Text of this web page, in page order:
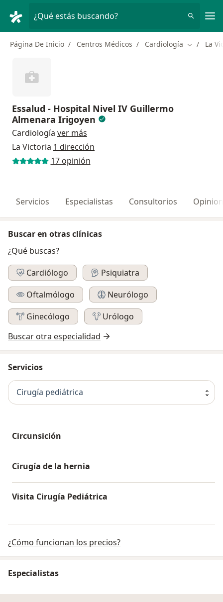
¿Qué estás buscando?
Página De Inicio Centros Médicos Cardiología Cambiar
La
Essalud - Hospital Nivel IV Guillermo
Almenara Irigoyen
Cardiología ver más
La Victoria 1 dirección
17 opinión
Servicios Especialistas Consultorios
Buscar en otras clínicas
¿Qué buscas?
Cardiólogo
Psiquiatra
Oftalmólogo
Neurólogo
Ginecólogo
Urólogo
Buscar otra especialidad
Servicios
Cirugía pediátrica
Circunsición
Cirugía de la hernia
Visita Cirugía Pediátrica
¿Cómo funcionan los precios?
Especialistas